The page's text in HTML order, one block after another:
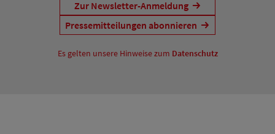
Zur Newsletter-Anmeldung
Pressemitteilungen abonnieren
Es gelten unsere Hinweise zum Datenschutz